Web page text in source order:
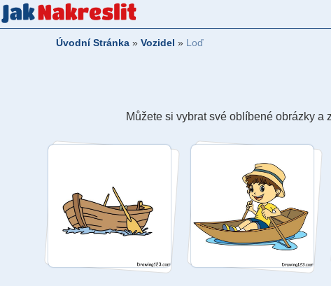
Úvodní Stránka » Vozidel » Loď
Můžete si vybrat své oblíbené obrázky a